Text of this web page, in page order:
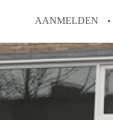
AANMELDEN